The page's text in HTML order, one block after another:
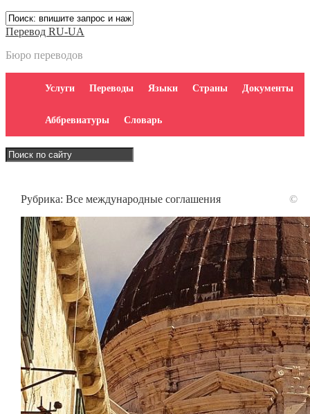
Перевод RU-UA
Бюро переводов
Услуги Переводы Языки Страны Документы
Аббревиатуры Словарь
Рубрика: Все международные соглашения ©